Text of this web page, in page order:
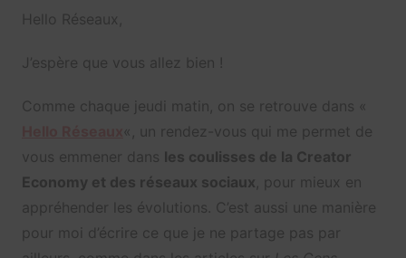
Hello Réseaux,
J’espère que vous allez bien !
Comme chaque jeudi matin, on se retrouve dans «
«, un rendez-vous qui me permet de
vous emmener dans les coulisses de la Creator
Economy et des réseaux sociaux, pour mieux en
appréhender les évolutions. C’est aussi une manière
pour moi d’écrire ce que je ne partage pas par